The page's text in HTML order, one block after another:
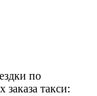
по
такси: